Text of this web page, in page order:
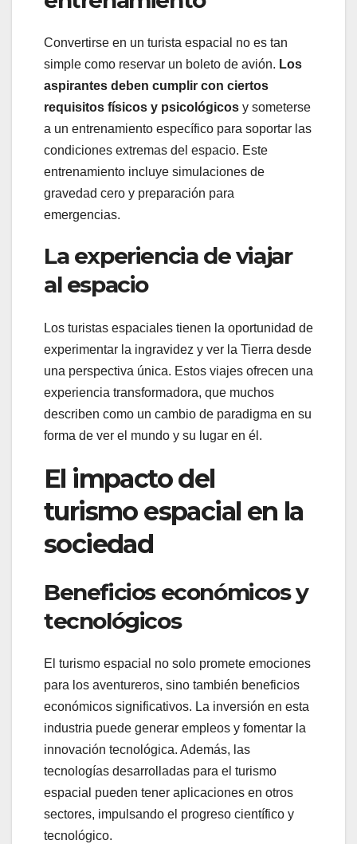
Convertirse en un turista espacial no es tan
simple como reservar un boleto de avión. Los
aspirantes deben cumplir con ciertos
requisitos físicos y psicológicos y someterse
a un entrenamiento específico para soportar las
condiciones extremas del espacio. Este
entrenamiento incluye simulaciones de
gravedad cero y preparación para
emergencias.
La experiencia de viajar
al espacio
Los turistas espaciales tienen la oportunidad de
experimentar la ingravidez y ver la Tierra desde
una perspectiva única. Estos viajes ofrecen una
experiencia transformadora, que muchos
describen como un cambio de paradigma en su
forma de ver el mundo y su lugar en él.
El impacto del
turismo espacial en la
sociedad
Beneficios económicos y
tecnológicos
El turismo espacial no solo promete emociones
para los aventureros, sino también beneficios
económicos significativos. La inversión en esta
industria puede generar empleos y fomentar la
innovación tecnológica. Además, las
tecnologías desarrolladas para el turismo
espacial pueden tener aplicaciones en otros
sectores, impulsando el progreso científico y
tecnológico.